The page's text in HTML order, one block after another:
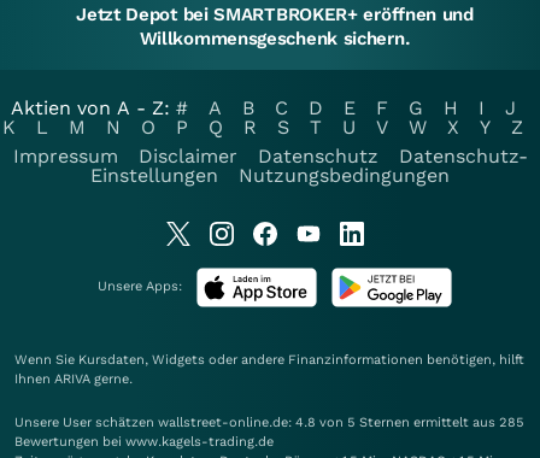
Jetzt Depot bei SMARTBROKER+ eröffnen und
Willkommensgeschenk sichern.
Aktien von A - Z: # A B C D E F G H I
J
K
L M N O P Q R S T U V W X Y
Z
Impressum
Disclaimer Datenschutz
Datenschutz-
Einstellungen
Nutzungsbedingungen
Unsere Apps:
Wenn Sie Kursdaten, Widgets oder andere Finanzinformationen benötigen, hilft
Ihnen ARIVA gerne.
Unsere User schätzen wallstreet-online.de: 4.8 von 5 Sternen ermittelt aus 285
Bewertungen bei www.kagels-trading.de